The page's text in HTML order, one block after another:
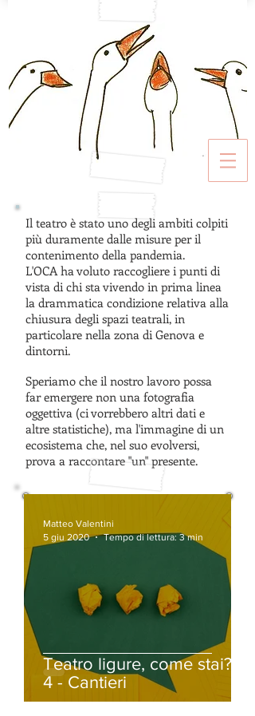
Il teatro è stato uno degli ambiti colpiti
più duramente dalle misure per il
contenimento della pandemia.
L'OCA ha voluto raccogliere i punti di
vista di chi sta vivendo in prima linea
la drammatica condizione relativa alla
chiusura degli spazi teatrali, in
particolare nella zona di Genova e
dintorni.
Speriamo che il nostro lavoro possa
far emergere non una fotografia
oggettiva (ci vorrebbero altri dati e
altre statistiche), ma l'immagine di un
ecosistema che, nel suo evolversi,
prova a raccontare "un" presente.
Teatro ligure, come stai? |
4 - Cantieri
Matteo Valentini
5 giu 2020
Tempo di lettura: 3 min